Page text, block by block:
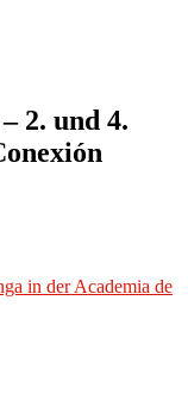
2. und 4.
in der Academia de